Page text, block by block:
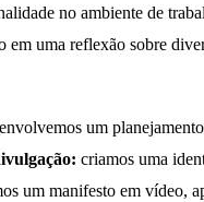
no ambiente de
em uma reflexão sobre
um
criamos uma
um manifesto em vídeo,